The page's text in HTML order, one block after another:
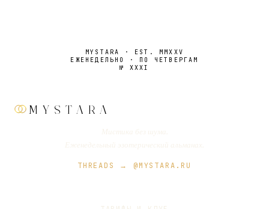
MYSTARA · EST. MMXXV
ЕЖЕНЕДЕЛЬНО · ПО ЧЕТВЕРГАМ
№ XXXI
MYSTARA
THREADS → @MYSTARA.RU